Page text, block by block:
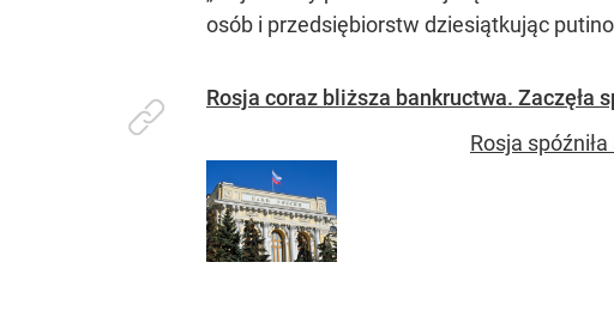
osób i przedsiębiorstw dziesiątkując
Rosja coraz bliższa bankructwa. Zaczęła
Rosja